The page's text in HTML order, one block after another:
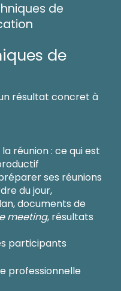
de
de
résultat concret à
réunion : ce qui est
ses réunions
du jour,
documents de
meeting, résultats
participants
professionnelle